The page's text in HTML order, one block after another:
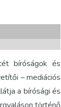
bíróságok és
– mediációs
a bírósági és